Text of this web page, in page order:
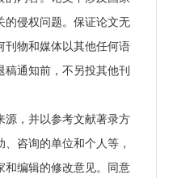
的侵权问题。保证论文无
刊物和媒体以其他任何语
通知前，不另投其他刊
，并以参考文献著录方
咨询的单位和个人等，
和编辑的修改意见。同意